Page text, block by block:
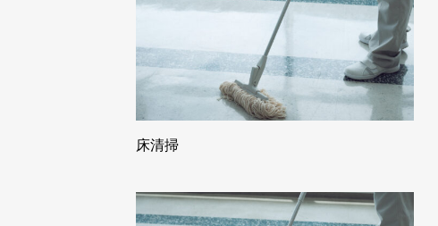
床清掃